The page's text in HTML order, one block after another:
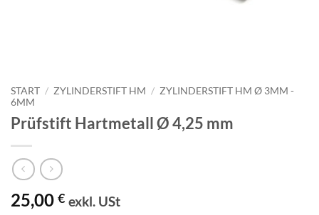
START / ZYLINDERSTIFT HM / ZYLINDERSTIFT HM Ø 3MM -
6MM
Prüfstift Hartmetall Ø 4,25 mm
25,00 € exkl. USt